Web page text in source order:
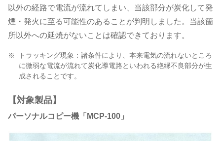
つ
い
の
お
以外の経路で電流が流れてしまい、当該部分が炭化して発
煙・発火に至る可能性のあることが判明しました。当該箇
所以外への延焼がないことは確認できております。
※
トラッキング現象：諸条件により、本来電気の流れないところ
に微弱な電流が流れて炭化導電路といわれる絶縁不良部分が生
成されることです。
【対象製品】
パーソナルコピー機「MCP-100」